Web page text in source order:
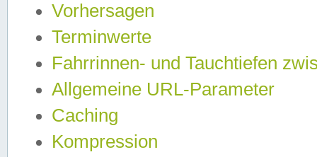
Vorhersagen
Terminwerte
Fahrrinnen- und Tauchtiefen
Allgemeine URL-Parameter
Caching
Kompression